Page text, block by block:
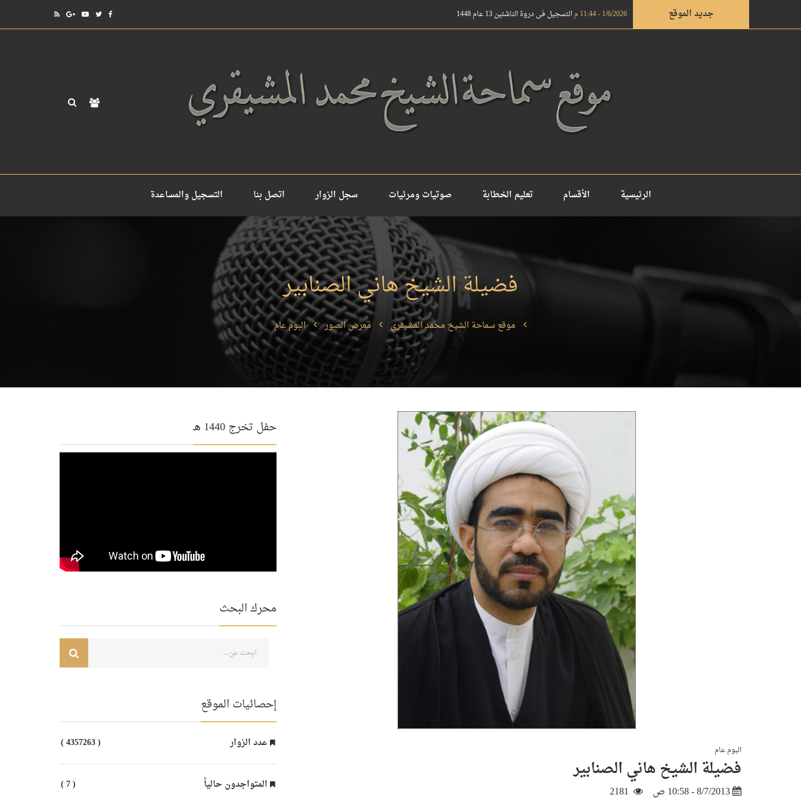
جديد الموقع 1/6/2026 - 11:44 م التسجيل في دروة الناشئين 13 عام 1448
الرئيسية الأقسام تعليم الخطابة صوتيات ومرئيات سجل الزوار اتصل بنا التسجيل والمساعدة
فضيلة الشيخ هاني الصنابير
موقع سماحة الشيخ محمد المشيقري معرض الصور البوم عام
البوم عام
فضيلة الشيخ هاني الصنابير
8/7/2013 - 10:58 ص
حفل تخرج 1440 هـ
محرك البحث
إحصائيات الموقع
عدد الزوار ( 4357263 )
المتواجدون حالياً ( 7 )